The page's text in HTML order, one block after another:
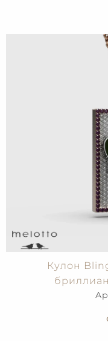
Кулон